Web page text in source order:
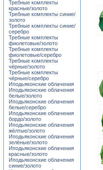
Требные комплекты
красные/золото
Требные комплекты синие/
золото
Требные комплекты синие/
серебро
Требные комплекты
фиолетовые/золото
Требные комплекты
фиолетовые/серебро
Требные комплекты
чёрные/золото
Требные комплекты
чёрные/серебро
Иподьяконские облачения
Иподьяконские облачения
белые/золото
Иподьяконские облачения
белые/серебро
Иподьяконские облачения
бордо/золото
Иподьяконские облачения
жёлтые/золото
Иподьяконские облачения
зелёные/золото
Иподьяконские облачения
красные/золото
Иподьяконские облачения
синие/золото